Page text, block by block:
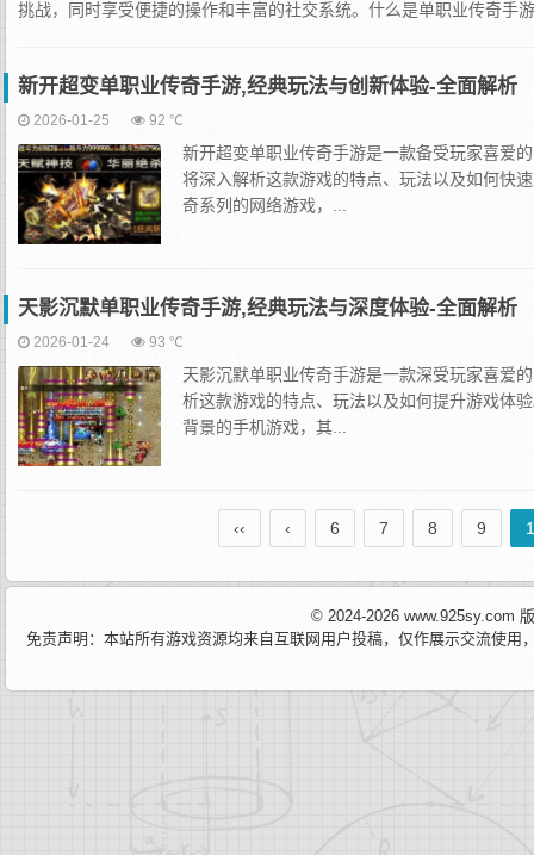
挑战，同时享受便捷的操作和丰富的社交系统。什么是单职业传奇手
新开超变单职业传奇手游,经典玩法与创新体验-全面解析
2026-01-25 92 ℃
新开超变单职业传奇手游是一款备受玩家喜爱
将深入解析这款游戏的特点、玩法以及如何快
奇系列的网络游戏，...
天影沉默单职业传奇手游,经典玩法与深度体验-全面解析
2026-01-24 93 ℃
天影沉默单职业传奇手游是一款深受玩家喜爱
析这款游戏的特点、玩法以及如何提升游戏体
背景的手机游戏，其...
‹‹ ‹ 6 7 8 9
© 2024-2026 www.925sy.com
免责声明：本站所有游戏资源均来自互联网用户投稿，仅作展示交流使